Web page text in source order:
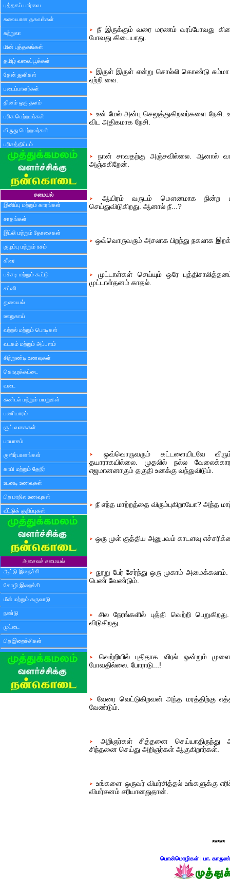
புத்தகப் பார்வை
சுவையான தகவல்கள்
சுற்றுலா
மின் புத்தகங்கள்
தமிழ் வலைப்பூக்கள்
தேன் துளிகள்
படைப்பாளர்கள்
தினம் ஒரு தளம்
பரிசு பெற்றவர்கள்
விருது பெற்றவர்கள்
பரிசுத்திட்டம்
சமையல்
இனிப்பு மற்றும் காரங்கள்
சாதங்கள்
இட்லி மற்றும் தோசைகள்
குழம்பு மற்றும் ரசம்
கீரை
பச்சடி மற்றும் கூட்டு
சட்னி
துவையல்
ஊறுகாய்
வற்றல் மற்றும் பொடிகள்
வடகம் மற்றும் அப்பளம்
சிற்றுண்டி உணவுகள்
கொழுக்கட்டை
வடை
சுண்டல் மற்றும் பயறுகள்
பணியாரம்
சூப் வகைகள்
பாயாசம்
குளிர்பானங்கள்
காபி மற்றும் தேநீர்
உடனடி உணவுகள்
பிற மாநில உணவுகள்
வீட்டுக் குறிப்புகள்
அசைவச் சமையல்
ஆட்டு இறைச்சி
கோழி இறைச்சி
மீன் மற்றும் கருவாடு
நண்டு
முட்டை
பிற இறைச்சிகள்
நீ இருக்கும் வரை மரணம் வரப்போவது
போவது கிடையாது.
இருள் இருள் என்று சொல்லி கொண்டு சும்மா
ஏற்றி வை.
உன் மேல் அன்பு செலுத்துகிறவர்களை
விட அதிகமாக நேசி.
நான் சாவதற்கு அஞ்சவில்லை. ஆனால்
அஞ்சுகிறேன்.
ஆயிரம் வருடம் மௌனமாக நின்ற
செய்துவிடுகிறது. ஆனால் நீ...?
ஒவ்வொருவரும் அசலாக பிறந்து நகலாக
முட்டாள்கள் செய்யும் ஒரே
முட்டாள்தனம் காதல்.
ஒவ்வொருவரும் கட்டளையிடவே
தயாராகயில்லை. முதலில் நல்ல
எஜமானனாகும் தகுதி உனக்கு வந்துவிடும்.
நீ எந்த மாற்றத்தை விரும்புகிறாயோ? அந்த
ஒரு முள் குத்திய அனுபவம் காடளவு
நூறு பேர் சேர்ந்து ஒரு முகாம்
பெண் வேண்டும்.
சில நேரங்களில் புத்தி வெற்றி
விடுகிறது.
வெற்றியில் புதிதாக விரல் ஒன்றும்
போவதில்லை. போராடு...!
வேரை வெட்டுகிறவன் அந்த மரத்திற்கு
வேண்டும்.
அறிஞர்கள் சித்தனை செய்யாதிருந்து
சிந்தனை செய்து அறிஞர்கள் ஆகுகிறார்கள்.
உங்களை ஒருவர் விமர்சித்தல் உங்களுக்கு
விமர்சனம் சரியானதுதான்.
*****
பொன்மொழிகள்| பா.